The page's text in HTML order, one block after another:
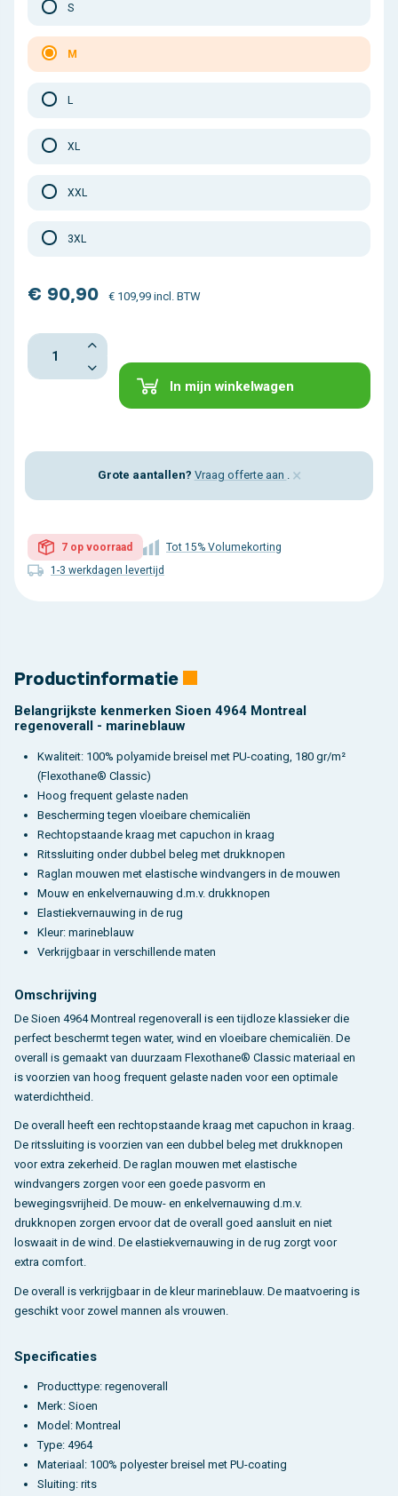
S
M
L
XL
XXL
3XL
€ 90,90 € 109,99 incl. BTW
In mijn winkelwagen
Grote aantallen? Vraag offerte aan . ×
7 op voorraad
Tot 15% Volumekorting
1-3 werkdagen levertijd
Productinformatie
Belangrijkste kenmerken Sioen 4964 Montreal
regenoverall - marineblauw
Kwaliteit: 100% polyamide breisel met PU-coating, 180 gr/m²
(Flexothane® Classic)
Hoog frequent gelaste naden
Bescherming tegen vloeibare chemicaliën
Rechtopstaande kraag met capuchon in kraag
Ritssluiting onder dubbel beleg met drukknopen
Raglan mouwen met elastische windvangers in de mouwen
Mouw en enkelvernauwing d.m.v. drukknopen
Elastiekvernauwing in de rug
Kleur: marineblauw
Verkrijgbaar in verschillende maten
Omschrijving
De Sioen 4964 Montreal regenoverall is een tijdloze klassieker die
perfect beschermt tegen water, wind en vloeibare chemicaliën. De
overall is gemaakt van duurzaam Flexothane® Classic materiaal en
is voorzien van hoog frequent gelaste naden voor een optimale
waterdichtheid.
De overall heeft een rechtopstaande kraag met capuchon in kraag.
De ritssluiting is voorzien van een dubbel beleg met drukknopen
voor extra zekerheid. De raglan mouwen met elastische
windvangers zorgen voor een goede pasvorm en
bewegingsvrijheid. De mouw- en enkelvernauwing d.m.v.
drukknopen zorgen ervoor dat de overall goed aansluit en niet
loswaait in de wind. De elastiekvernauwing in de rug zorgt voor
extra comfort.
De overall is verkrijgbaar in de kleur marineblauw. De maatvoering is
geschikt voor zowel mannen als vrouwen.
Specificaties
Producttype: regenoverall
Merk: Sioen
Model: Montreal
Type: 4964
Materiaal: 100% polyester breisel met PU-coating
Sluiting: rits